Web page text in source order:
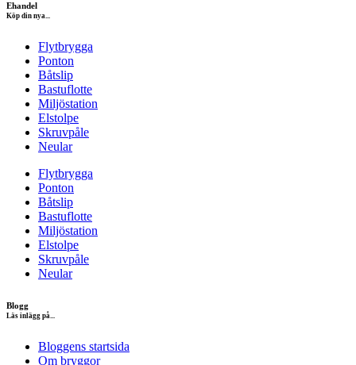
Ehandel
Köp din nya...
Flytbrygga
Ponton
Båtslip
Bastuflotte
Miljöstation
Elstolpe
Skruvpåle
Neular
Flytbrygga
Ponton
Båtslip
Bastuflotte
Miljöstation
Elstolpe
Skruvpåle
Neular
Blogg
Läs inlägg på...
Bloggens startsida
Om bryggor